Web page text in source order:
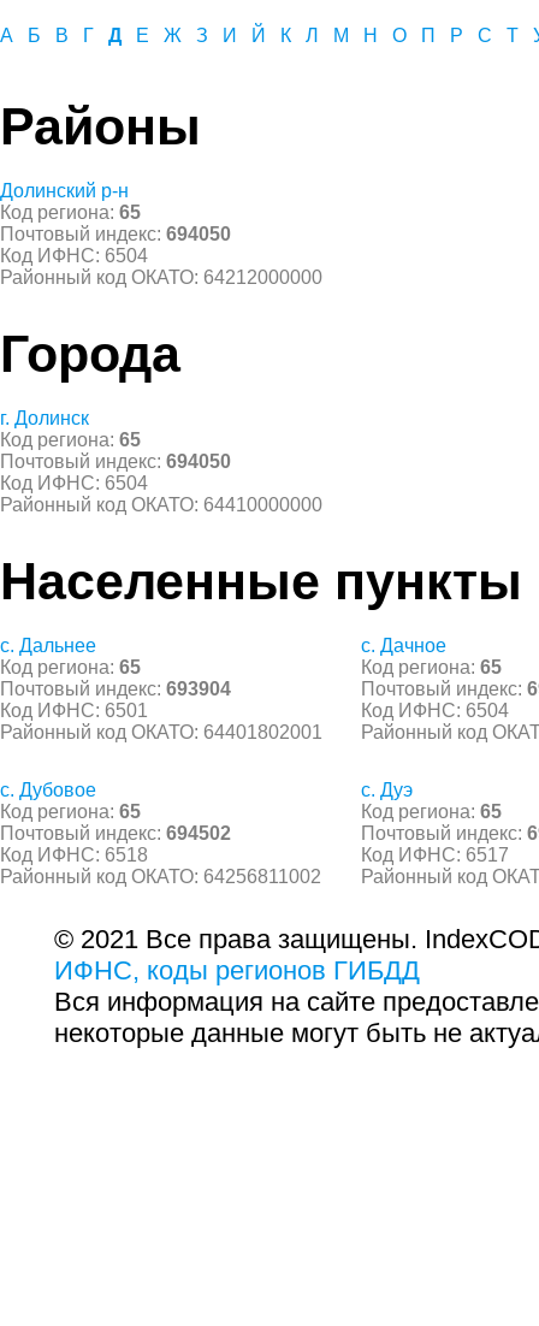
А Б В Г Д Е Ж З И Й К Л М Н О П Р С Т
Районы
Долинский р-н
Код региона: 65
Почтовый индекс: 694050
Код ИФНС: 6504
Районный код ОКАТО: 64212000000
Города
г. Долинск
Код региона: 65
Почтовый индекс: 694050
Код ИФНС: 6504
Районный код ОКАТО: 64410000000
Населенные пункты
с. Дальнее
Код региона: 65
Почтовый индекс: 693904
Код ИФНС: 6501
Районный код ОКАТО: 64401802001
с. Дачное
Код региона: 65
Почтовый индекс:
Код ИФНС: 6504
Районный код
с. Дубовое
Код региона: 65
Почтовый индекс: 694502
Код ИФНС: 6518
Районный код ОКАТО: 64256811002
с. Дуэ
Код региона: 65
Почтовый индекс:
Код ИФНС: 6517
Районный код
© 2021 Все права защищены.
ИФНС, коды регионов ГИБДД
Вся информация на сайте
некоторые данные могут быть не